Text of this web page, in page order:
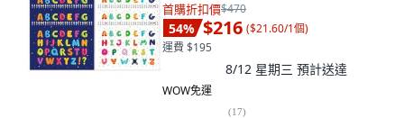
首購折扣價$470
54% $216 ($21.60/1個)
運費 $195
8/12 星期三 預計送達
WOW免運
(17)